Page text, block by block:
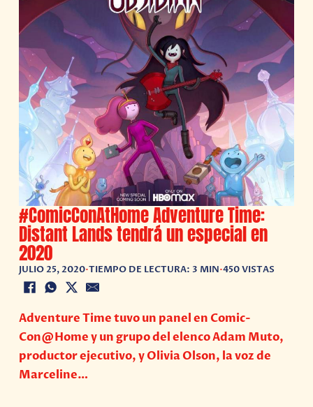
#ComicConAtHome Adventure Time:
Distant Lands tendrá un especial en
2020
JULIO 25, 2020•TIEMPO DE LECTURA: 3 MIN•450 VISTAS
Adventure Time tuvo un panel en Comic-
Con@Home y un grupo del elenco Adam Muto,
productor ejecutivo, y Olivia Olson, la voz de
Marceline…